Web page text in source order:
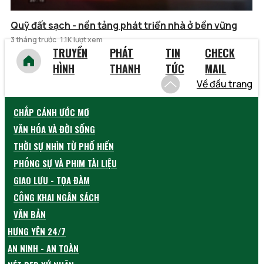
Quỹ đất sạch - nền tảng phát triển nhà ở bền vững
3 tháng trước 1.1K lượt xem
TRUYỀN
HÌNH
PHÁT
THANH
TIN
TỨC
CHECK
MAIL
Về đầu trang
CHẮP CÁNH ƯỚC MƠ
VĂN HÓA VÀ ĐỜI SỐNG
THỜI SỰ NHÌN TỪ PHỐ HIẾN
PHÓNG SỰ VÀ PHIM TÀI LIỆU
GIAO LƯU - TỌA ĐÀM
CÔNG KHAI NGÂN SÁCH
VĂN BẢN
HƯNG YÊN 24/7
AN NINH - AN TOÀN